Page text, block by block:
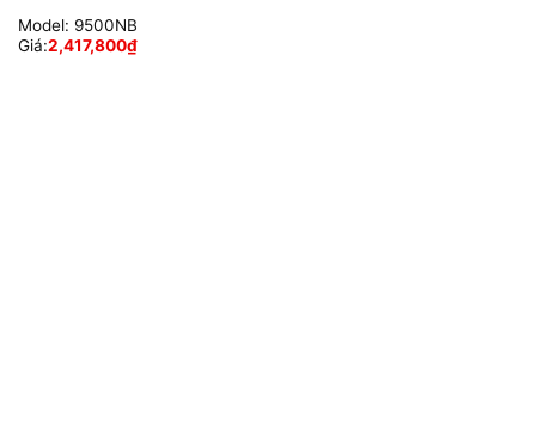
Model: 9500NB
Giá:2,417,800₫